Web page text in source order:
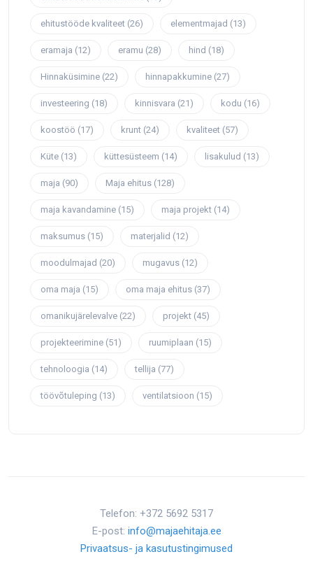
ehitustööde kvaliteet (26) elementmajad (13)
eramaja (12) eramu (28) hind (18)
Hinnaküsimine (22) hinnapakkumine (27)
investeering (18) kinnisvara (21) kodu (16)
koostöö (17) krunt (24) kvaliteet (57)
Küte (13) küttesüsteem (14) lisakulud (13)
maja (90) Maja ehitus (128)
maja kavandamine (15) maja projekt (14)
maksumus (15) materjalid (12)
moodulmajad (20) mugavus (12)
oma maja (15) oma maja ehitus (37)
omanikujärelevalve (22) projekt (45)
projekteerimine (51) ruumiplaan (15)
tehnoloogia (14) tellija (77)
töövõtuleping (13) ventilatsioon (15)
Telefon: +372 5692 5317
E-post: info@majaehitaja.ee
Privaatsus- ja kasutustingimused